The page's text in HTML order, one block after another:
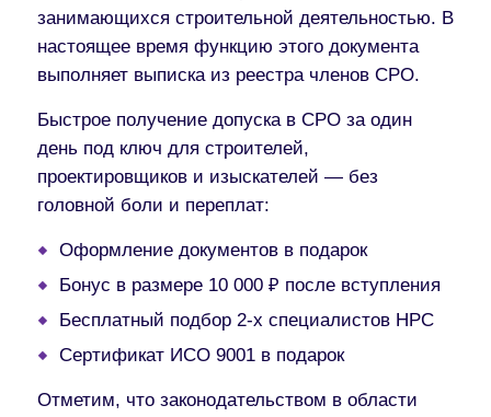
занимающихся строительной деятельностью. В
настоящее время функцию этого документа
выполняет выписка из реестра членов СРО.
Быстрое получение допуска в СРО за один
день под ключ для строителей,
проектировщиков и изыскателей — без
головной боли и переплат:
Оформление документов в подарок
Бонус в размере 10 000 ₽ после вступления
Бесплатный подбор 2-х специалистов НРС
Сертификат ИСО 9001 в подарок
Отметим, что законодательством в области